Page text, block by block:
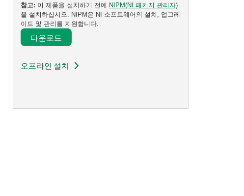
참고: 이 제품을 설치하기 전에 NIPM(NI 패키지 관리자)
을 설치하십시오. NIPM은 NI 소프트웨어의 설치, 업그레
이드 및 관리를 지원합니다.
다운로드​
오프라인 설치